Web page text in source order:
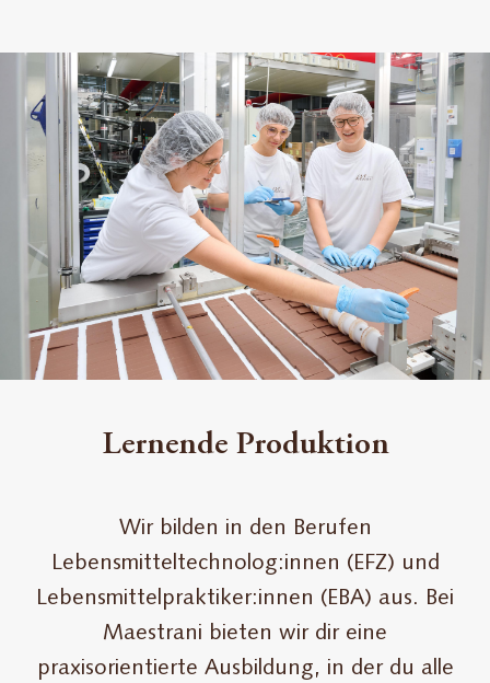
Lernende Produktion
Wir bilden in den Berufen
Lebensmitteltechnolog:innen (EFZ) und
Lebensmittelpraktiker:innen (EBA) aus. Bei
Maestrani bieten wir dir eine
praxisorientierte Ausbildung, in der du alle